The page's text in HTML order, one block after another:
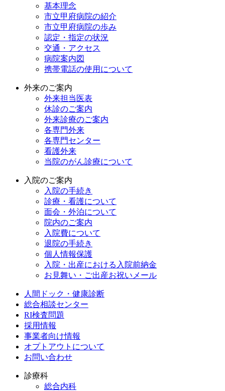
基本理念
市立甲府病院の紹介
市立甲府病院の歩み
認定・指定の状況
交通・アクセス
病院案内図
携帯電話の使用について
外来のご案内
外来担当医表
休診のご案内
外来診療のご案内
各専門外来
各専門センター
看護外来
当院のがん診療について
入院のご案内
入院の手続き
診療・看護について
面会・外泊について
院内のご案内
入院費について
退院の手続き
個人情報保護
入院・出産における入院前納金
お見舞い・ご出産お祝いメール
人間ドック・健康診断
総合相談センター
RI検査問題
採用情報
事業者向け情報
オプトアウトについて
お問い合わせ
診療科
総合内科